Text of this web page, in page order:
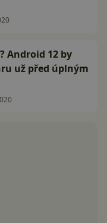
Android 12 by
už před úplným